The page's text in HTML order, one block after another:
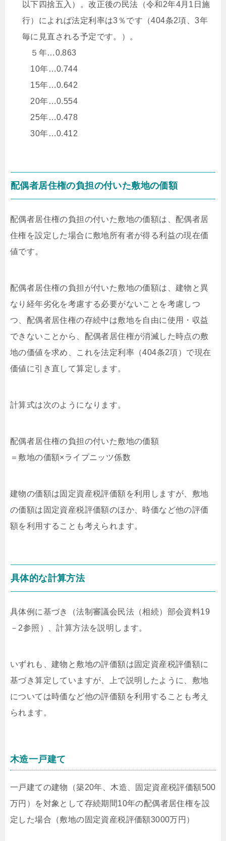
以下四捨五入）。改正後の民法（令和2年4月1日施
行）によれば法定利率は3％です（404条2項、3年
毎に見直される予定です。）。
５年…0.863
10年…0.744
15年…0.642
20年…0.554
25年…0.478
30年…0.412
配偶者居住権の負担の付いた敷地の価額
配偶者居住権の負担の付いた敷地の価額は、配偶者居
住権を設定した場合に敷地所有者が得る利益の現在価
値です。
配偶者居住権の負担が付いた敷地の価額は、建物と異
なり経年劣化を考慮する必要がないことを考慮しつ
つ、配偶者居住権の存続中は敷地を自由に使用・収益
できないことから、配偶者居住権が消滅した時点の敷
地の価値を求め、これを法定利率（404条2項）で現在
価値に引き直して算定します。
計算式は次のようになります。
配偶者居住権の負担の付いた敷地の価額
＝敷地の価額×ライプニッツ係数
建物の価額は固定資産税評価額を利用しますが、敷地
の価額は固定資産税評価額のほか、時価など他の評価
額を利用することも考えられます。
具体的な計算方法
具体例に基づき（法制審議会民法（相続）部会資料19
－2参照）、計算方法を説明します。
いずれも、建物と敷地の評価額は固定資産税評価額に
基づき算定していますが、上で説明したように、敷地
については時価など他の評価額を利用することも考え
られます。
木造一戸建て
一戸建ての建物（築20年、木造、固定資産税評価額500
万円）を対象として存続期間10年の配偶者居住権を設
定した場合（敷地の固定資産税評価額3000万円）